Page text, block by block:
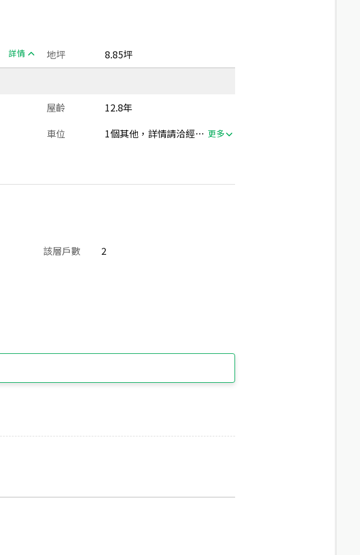
詳情 地坪
8.85坪
屋齡
12.8年
車位 1個其他，詳情請洽經紀人員 更多
該層戶數
2